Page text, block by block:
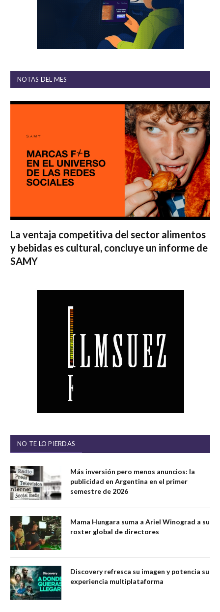
NOTAS DEL MES
La ventaja competitiva del sector alimentos
y bebidas es cultural, concluye un informe de
SAMY
NO TE LO PIERDAS
Más inversión pero menos anuncios: la
publicidad en Argentina en el primer
semestre de 2026
Mama Hungara suma a Ariel Winograd a su
roster global de directores
Discovery refresca su imagen y potencia su
experiencia multiplataforma